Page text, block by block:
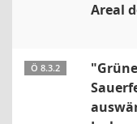
Areal
Ö 8.3.2